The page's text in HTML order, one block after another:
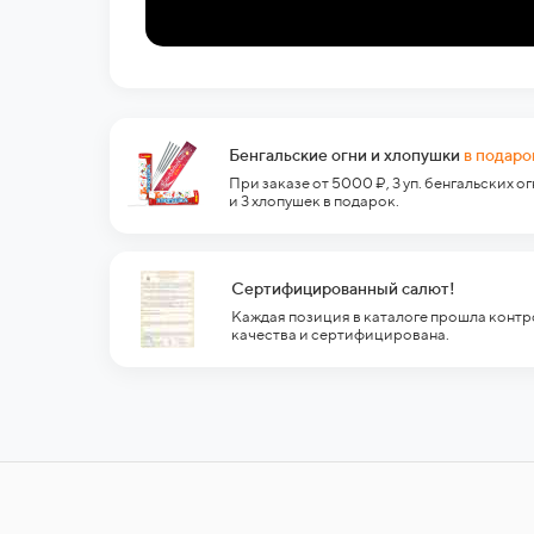
Бенгальские огни и хлопушки в
При заказе от 5000 ₽, 3 уп. бенгальских
и 3 хлопушек в подарок.
Сертифицированный салют!
Каждая позиция в каталоге прошла
качества и сертифицирована.